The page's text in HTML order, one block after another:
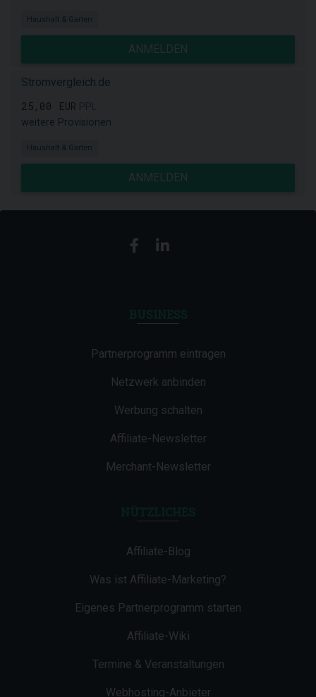
Haushalt & Garten
ANMELDEN
Stromvergleich.de
25,00 EUR
weitere Provisionen
Haushalt & Garten
ANMELDEN
Partnerprogramm eintragen
Netzwerk anbinden
Werbung schalten
Affiliate-Newsletter
Merchant-Newsletter
Affiliate-Blog
Was ist Affiliate-Marketing?
Eigenes Partnerprogramm starten
Affiliate-Wiki
Termine & Veranstaltungen
Webhosting-Anbieter